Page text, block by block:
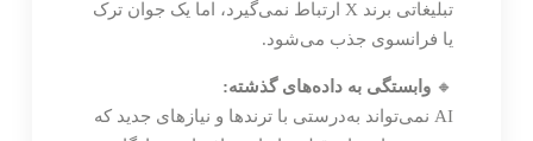
تبلیغاتی برند X ارتباط نمی‌گیرد، اما یک جوان ترک
یا فرانسوی جذب می‌شود.
🔸 وابستگی به داده‌های گذشته:
AI نمی‌تواند به‌درستی با ترندها و نیازهای جدید که